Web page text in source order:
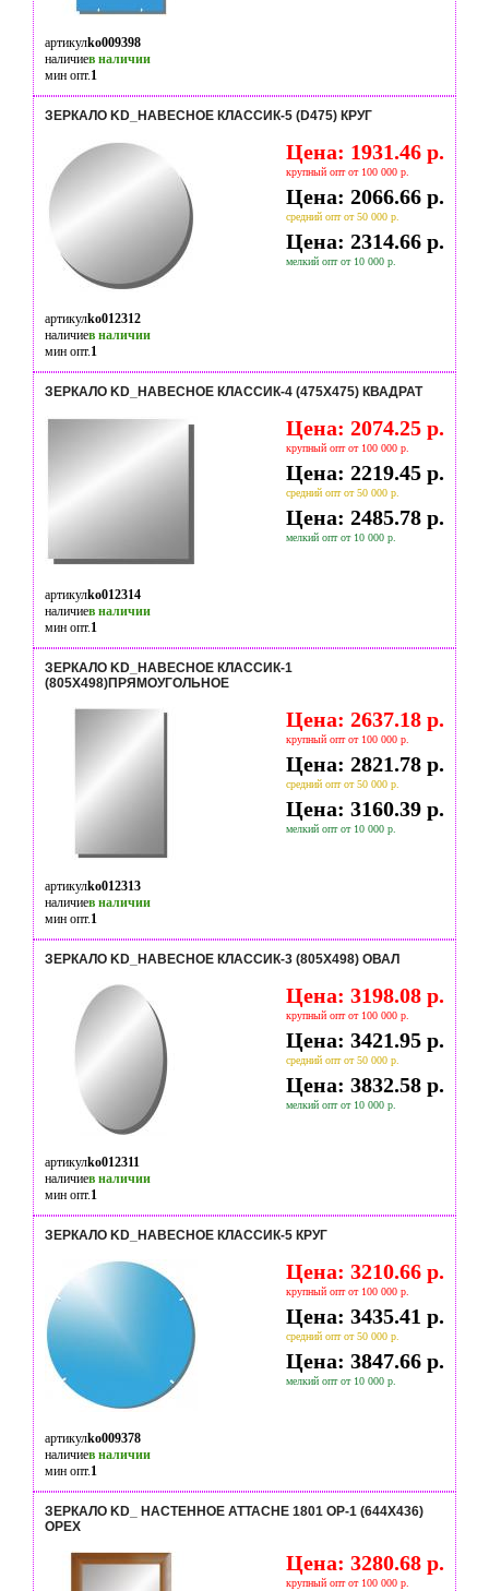
артикулko009398
наличиев наличии
мин опт.1
ЗЕРКАЛО KD_НАВЕСНОЕ КЛАССИК-5 (D475) КРУГ
Цена: 1931.46 р.
крупный опт от 100 000 р.
Цена: 2066.66 р.
средний опт от 50 000 р.
Цена: 2314.66 р.
мелкий опт от 10 000 р.
артикулko012312
наличиев наличии
мин опт.1
ЗЕРКАЛО KD_НАВЕСНОЕ КЛАССИК-4 (475Х475) КВАДРАТ
Цена: 2074.25 р.
крупный опт от 100 000 р.
Цена: 2219.45 р.
средний опт от 50 000 р.
Цена: 2485.78 р.
мелкий опт от 10 000 р.
артикулko012314
наличиев наличии
мин опт.1
ЗЕРКАЛО KD_НАВЕСНОЕ КЛАССИК-1
(805Х498)ПРЯМОУГОЛЬНОЕ
Цена: 2637.18 р.
крупный опт от 100 000 р.
Цена: 2821.78 р.
средний опт от 50 000 р.
Цена: 3160.39 р.
мелкий опт от 10 000 р.
артикулko012313
наличиев наличии
мин опт.1
ЗЕРКАЛО KD_НАВЕСНОЕ КЛАССИК-3 (805Х498) ОВАЛ
Цена: 3198.08 р.
крупный опт от 100 000 р.
Цена: 3421.95 р.
средний опт от 50 000 р.
Цена: 3832.58 р.
мелкий опт от 10 000 р.
артикулko012311
наличиев наличии
мин опт.1
ЗЕРКАЛО KD_НАВЕСНОЕ КЛАССИК-5 КРУГ
Цена: 3210.66 р.
крупный опт от 100 000 р.
Цена: 3435.41 р.
средний опт от 50 000 р.
Цена: 3847.66 р.
мелкий опт от 10 000 р.
артикулko009378
наличиев наличии
мин опт.1
ЗЕРКАЛО KD_ НАСТЕННОЕ ATTACHE 1801 ОР-1 (644Х436)
ОРЕХ
Цена: 3280.68 р.
крупный опт от 100 000 р.